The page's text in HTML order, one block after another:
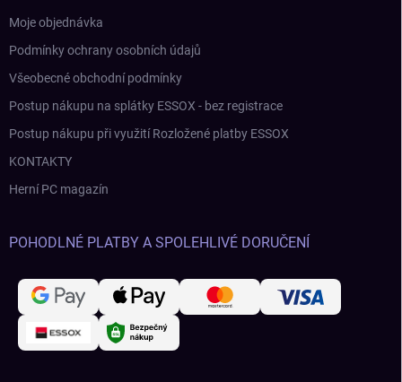
Moje objednávka
Podmínky ochrany osobních údajů
Všeobecné obchodní podmínky
Postup nákupu na splátky ESSOX - bez registrace
Postup nákupu při využití Rozložené platby ESSOX
KONTAKTY
Herní PC magazín
POHODLNÉ PLATBY A SPOLEHLIVÉ DORUČENÍ